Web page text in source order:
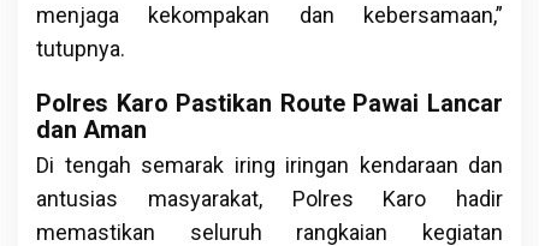
menjaga kekompakan dan kebersamaan,”
tutupnya.
Polres Karo Pastikan Route Pawai Lancar
dan Aman
Di tengah semarak iring iringan kendaraan dan
antusias masyarakat, Polres Karo hadir
memastikan seluruh rangkaian kegiatan